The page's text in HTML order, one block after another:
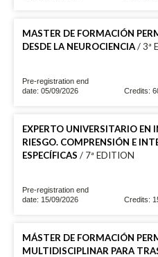
MASTER DE FORMACIÓN
DESDE LA NEUROCIENCIA/ 3ª
Pre-registration end
date: 05/09/2026
Credits:
EXPERTO UNIVERSITARIO EN
RIESGO. COMPRENSIÓN E
ESPECÍFICAS / 7ª EDITION
Pre-registration end
date: 15/09/2026
Credits:
MÁSTER DE FORMACIÓN
MULTIDISCIPLINAR PARA